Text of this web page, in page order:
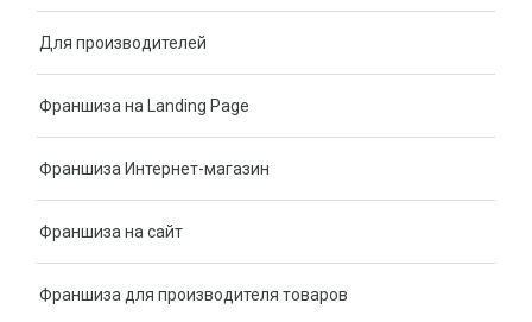
Для производителей
Франшиза на Landing Page
Франшиза Интернет-магазин
Франшиза на сайт
Франшиза для производителя товаров